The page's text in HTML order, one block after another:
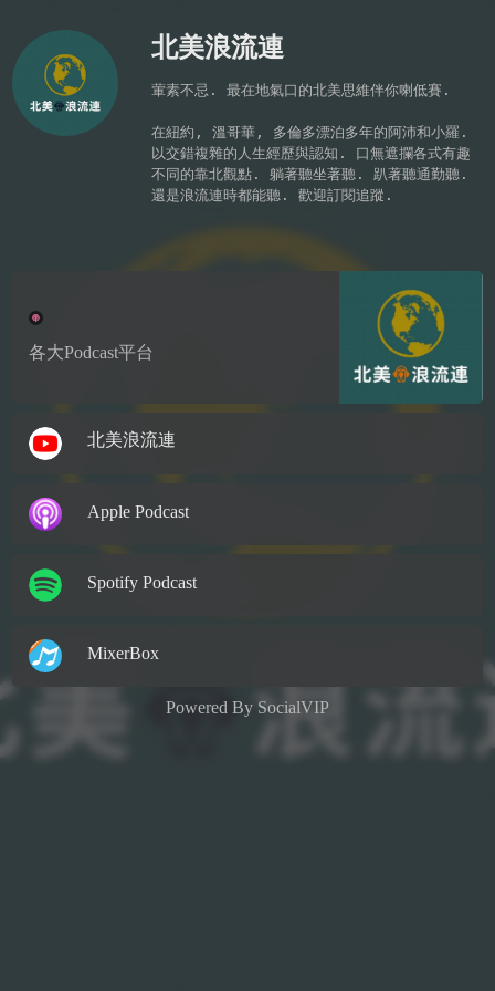
北美浪流連
葷素不忌. 最在地氣口的北美思維伴你喇低賽.
在紐約, 溫哥華, 多倫多漂泊多年的阿沛和小羅.
以交錯複雜的人生經歷與認知. 口無遮攔各式有趣
不同的靠北觀點. 躺著聽坐著聽. 趴著聽通勤聽.
還是浪流連時都能聽. 歡迎訂閱追蹤.
各大Podcast平台
北美浪流連
Apple Podcast
Spotify Podcast
MixerBox
Powered By SocialVIP